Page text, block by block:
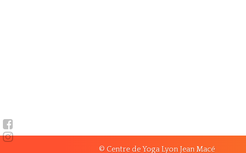
© Centre de Yoga Lyon Jean Macé